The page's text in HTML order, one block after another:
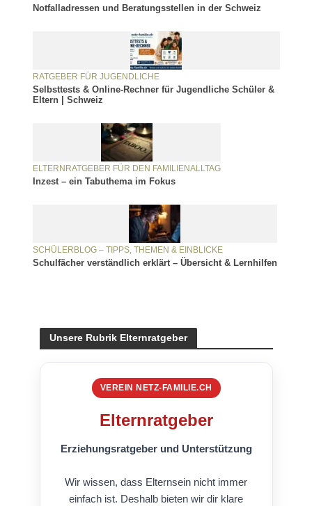
Notfalladressen und Beratungsstellen in der Schweiz
RATGEBER FÜR JUGENDLICHE
Selbsttests & Online-Rechner für Jugendliche Schüler &
Eltern | Schweiz
ELTERNRATGEBER FÜR DEN FAMILIENALLTAG
Inzest – ein Tabuthema im Fokus
SCHÜLERBLOG – TIPPS, THEMEN & EINBLICKE
Schulfächer verständlich erklärt – Übersicht & Lernhilfen
Unsere Rubrik Elternratgeber
VEREIN NETZ-FAMILIE.CH
Elternratgeber
Erziehungsratgeber und Unterstützung
Wir wissen, dass Elternsein nicht immer
einfach ist. Deshalb bieten wir dir klare